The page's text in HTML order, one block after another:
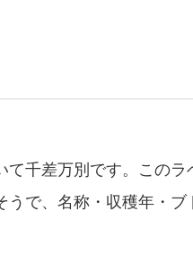
千差万別です。このラ
で、名称・収穫年・ブ